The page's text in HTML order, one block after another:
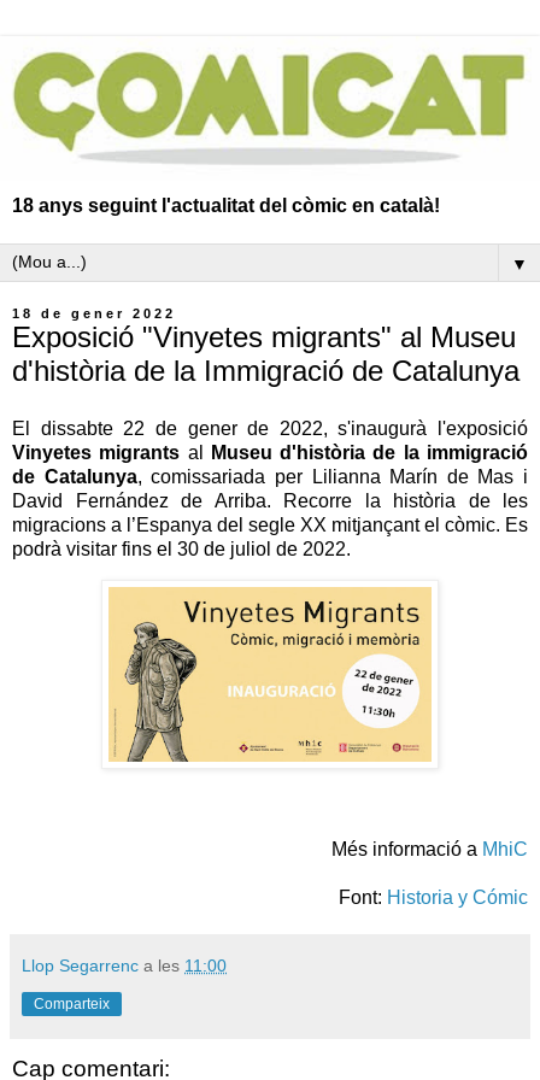
18 anys seguint l'actualitat del còmic en català!
▼
18 de gener 2022
Exposició "Vinyetes migrants" al Museu
d'història de la Immigració de Catalunya
El dissabte 22 de gener de 2022, s'inaugurà l'exposició
Vinyetes migrants al
Museu d'història de la immigració
de Catalunya, comissariada per Lilianna Marín de Mas i
David Fernández de Arriba. Recorre la història de les
migracions a l’Espanya del segle XX mitjançant el còmic. Es
podrà visitar fins el 30 de juliol de 2022.
Més informació a MhiC
Font: Historia y Cómic
Llop Segarrenc a les 11:00
Comparteix
Cap comentari: